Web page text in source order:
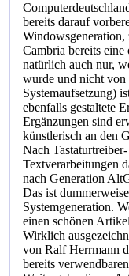
bereits darauf
Cambria bereits
natürlich auch nur,
wurde und nicht von
Systemaufsetzung)
ebenfalls gestaltete
Ergänzungen sind
künstlerisch an den
Nach
Textverarbeitungen
nach Generation
Das ist
Systemgeneration.
einen schönen
Wirklich
von Ralf Herrmann
bereits